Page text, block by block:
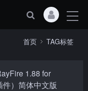
首页 TAG标签
1.88 for
）简体中文版